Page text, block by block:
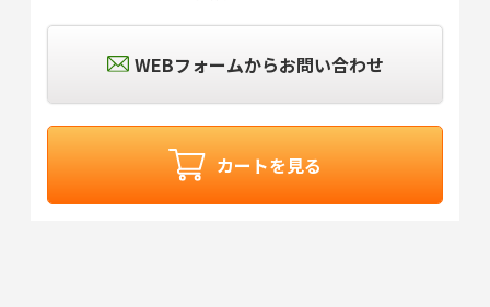
WEBフォームからお問い合わせ
カートを見る